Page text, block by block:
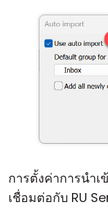
การตั้งค่าการนำ
เชื่อมต่อกับ RU